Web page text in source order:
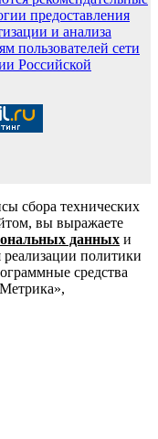
предоставления
и анализа
пользователей сети
Российской
сбора технических
вы выражаете
данных и
политики
средства